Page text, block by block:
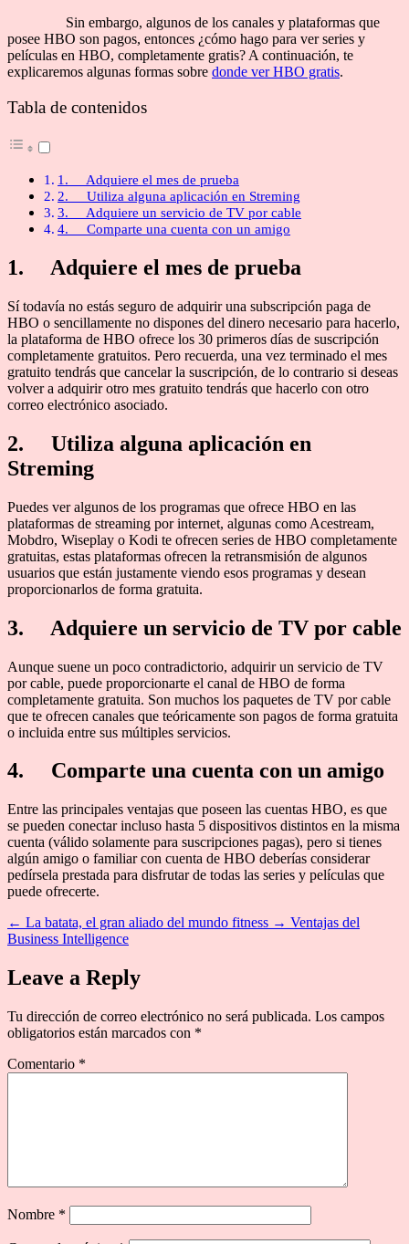
Sin embargo, algunos de los canales y plataformas que
posee HBO son pagos, entonces ¿cómo hago para ver series y
películas en HBO, completamente gratis? A continuación, te
explicaremos algunas formas sobre donde ver HBO gratis.
Tabla de contenidos
1. Adquiere el mes de prueba
2. Utiliza alguna aplicación en Streming
3. Adquiere un servicio de TV por cable
4. Comparte una cuenta con un amigo
1. Adquiere el mes de prueba
Sí todavía no estás seguro de adquirir una subscripción paga de
HBO o sencillamente no dispones del dinero necesario para hacerlo,
la plataforma de HBO ofrece los 30 primeros días de suscripción
completamente gratuitos. Pero recuerda, una vez terminado el mes
gratuito tendrás que cancelar la suscripción, de lo contrario si deseas
volver a adquirir otro mes gratuito tendrás que hacerlo con otro
correo electrónico asociado.
2. Utiliza alguna aplicación en
Streming
Puedes ver algunos de los programas que ofrece HBO en las
plataformas de streaming por internet, algunas como Acestream,
Mobdro, Wiseplay o Kodi te ofrecen series de HBO completamente
gratuitas, estas plataformas ofrecen la retransmisión de algunos
usuarios que están justamente viendo esos programas y desean
proporcionarlos de forma gratuita.
3. Adquiere un servicio de TV por cable
Aunque suene un poco contradictorio, adquirir un servicio de TV
por cable, puede proporcionarte el canal de HBO de forma
completamente gratuita. Son muchos los paquetes de TV por cable
que te ofrecen canales que teóricamente son pagos de forma gratuita
o incluida entre sus múltiples servicios.
4. Comparte una cuenta con un amigo
Entre las principales ventajas que poseen las cuentas HBO, es que
se pueden conectar incluso hasta 5 dispositivos distintos en la misma
cuenta (válido solamente para suscripciones pagas), pero si tienes
algún amigo o familiar con cuenta de HBO deberías considerar
pedírsela prestada para disfrutar de todas las series y películas que
puede ofrecerte.
← La batata, el gran aliado del mundo fitness → Ventajas del
Business Intelligence
Leave a Reply
Tu dirección de correo electrónico no será publicada. Los campos
obligatorios están marcados con *
Comentario *
Nombre *